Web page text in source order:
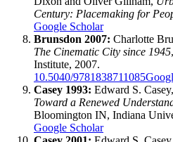
Century: Placemaking for
Google Scholar
Brunsdon 2007: Charlotte
The Cinematic City since 1945
Institute, 2007.
10.5040/9781838711085
Casey 1993: Edward S. Casey,
Toward a Renewed
Bloomington IN, Indiana
Google Scholar